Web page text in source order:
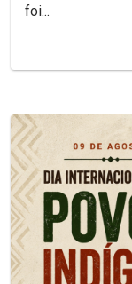
foi...